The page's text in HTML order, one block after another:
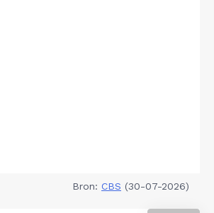
Bron: CBS (30-07-2026)